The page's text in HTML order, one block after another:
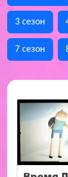
3 сезон
7 сезон